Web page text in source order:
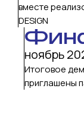
вместе
DESIGN
ноябрь
Итоговое
приглашены